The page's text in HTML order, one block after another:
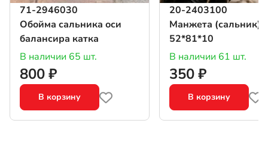
71-2946030
Обойма сальника оси
балансира катка
В наличии 65 шт.
800 ₽
В корзину
20-2403100
Манжета (сальник)
52*81*10
В наличии 61 шт.
350 ₽
В корзину